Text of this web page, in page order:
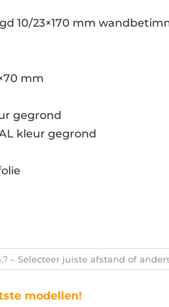
10/23×170 mm
mm
gegrond
kleur gegrond
– Selecteer juiste afstand of
modellen!